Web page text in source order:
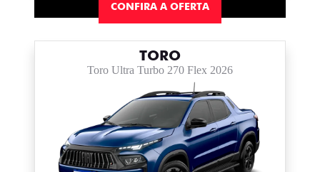
CONFIRA A OFERTA
TORO
Toro Ultra Turbo 270 Flex 2026